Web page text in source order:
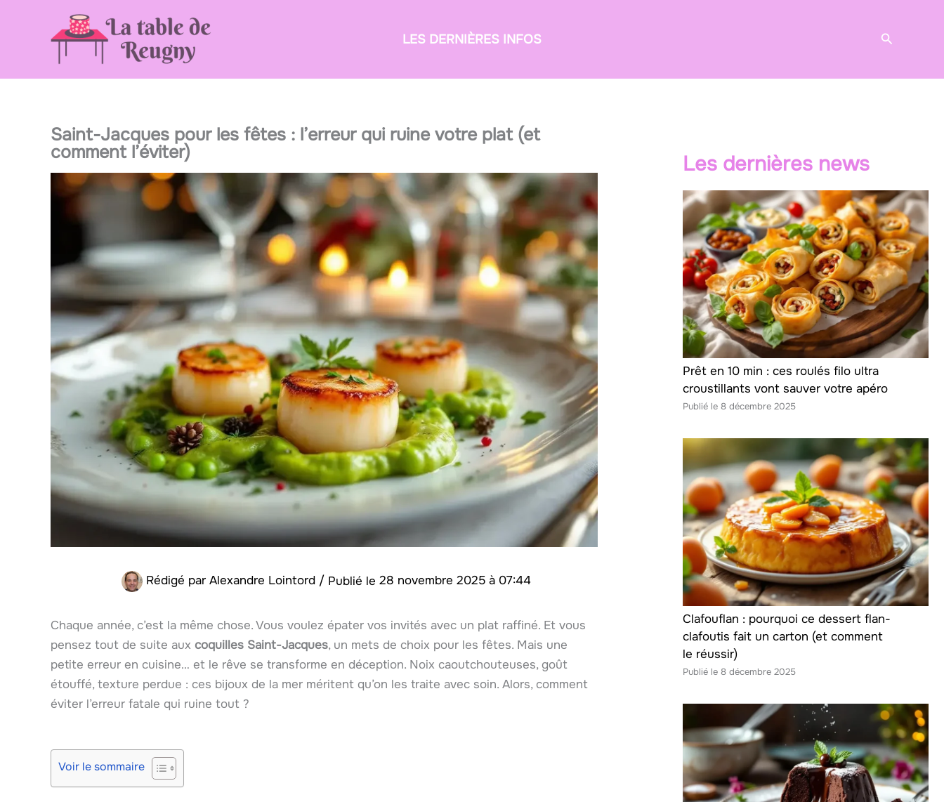
LES DERNIÈRES INFOS
Saint-Jacques pour les fêtes : l’erreur qui ruine votre plat (et
comment l’éviter)
Rédigé par Alexandre Lointord / 28 novembre 2025 à 07:44
Chaque année, c’est la même chose. Vous voulez épater vos invités avec un plat raffiné. Et vous
pensez tout de suite aux coquilles Saint-Jacques, un mets de choix pour les fêtes. Mais une
petite erreur en cuisine… et le rêve se transforme en déception. Noix caoutchouteuses, goût
étouffé, texture perdue : ces bijoux de la mer méritent qu’on les traite avec soin. Alors, comment
éviter l’erreur fatale qui ruine tout ?
Voir le sommaire
Les dernières news
Prêt en 10 min : ces roulés filo ultra
croustillants vont sauver votre apéro
8 décembre 2025
Clafouflan : pourquoi ce dessert flan-
clafoutis fait un carton (et comment
le réussir)
8 décembre 2025